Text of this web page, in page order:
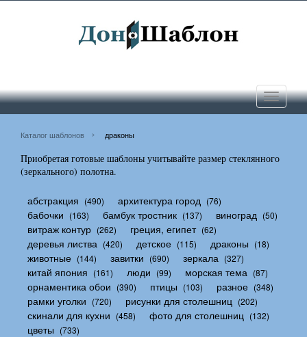
Toggle
Каталог шаблонов драконы
Приобретая готовые шаблоны учитывайте размер стеклянного
(зеркального) полотна.
абстракция (490) архитектура город (76)
бабочки (163) бамбук тростник (137) виноград (50)
витраж контур (262) греция, египет (62)
деревья листва (420) детское (115) драконы (18)
животные (144) завитки (690) зеркала (327)
китай япония (161) люди (99) морская тема (87)
орнаментика обои (390) птицы (103) разное (348)
рамки уголки (720) рисунки для столешниц (202)
скинали для кухни (458) фото для столешниц (132)
цветы (733)